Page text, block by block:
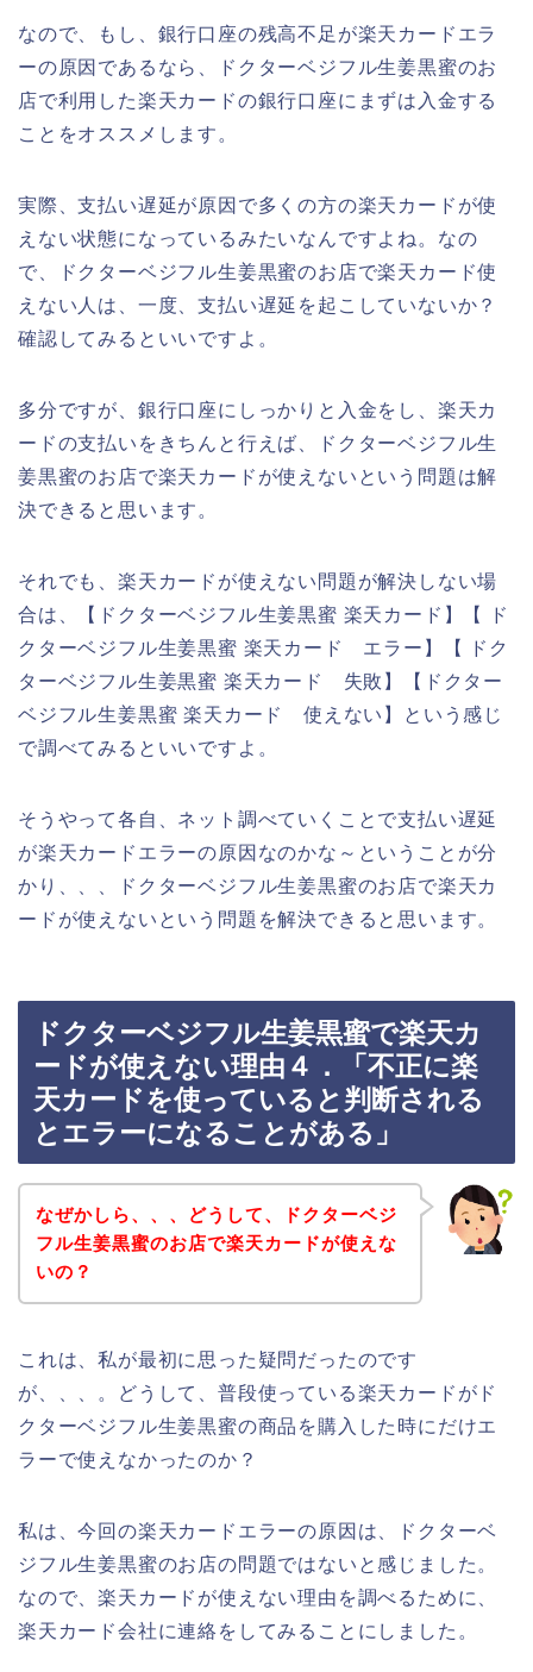
なので、もし、銀行口座の残高不足が楽天カードエラ
ーの原因であるなら、ドクターベジフル生姜黒蜜のお
店で利用した楽天カードの銀行口座にまずは入金する
ことをオススメします。
実際、支払い遅延が原因で多くの方の楽天カードが使
えない状態になっているみたいなんですよね。なの
で、ドクターベジフル生姜黒蜜のお店で楽天カード使
えない人は、一度、支払い遅延を起こしていないか？
確認してみるといいですよ。
多分ですが、銀行口座にしっかりと入金をし、楽天カ
ードの支払いをきちんと行えば、ドクターベジフル生
姜黒蜜のお店で楽天カードが使えないという問題は解
決できると思います。
それでも、楽天カードが使えない問題が解決しない場
合は、【ドクターベジフル生姜黒蜜 楽天カード】【 ド
クターベジフル生姜黒蜜 楽天カード エラー】【 ドク
ターベジフル生姜黒蜜 楽天カード 失敗】【ドクター
ベジフル生姜黒蜜 楽天カード 使えない】という感じ
で調べてみるといいですよ。
そうやって各自、ネット調べていくことで支払い遅延
が楽天カードエラーの原因なのかな～ということが分
かり、、、ドクターベジフル生姜黒蜜のお店で楽天カ
ードが使えないという問題を解決できると思います。
ドクターベジフル生姜黒蜜で楽天カ
ードが使えない理由４．「不正に楽
天カードを使っていると判断される
とエラーになることがある」
なぜかしら、、、どうして、ドクターベジ
フル生姜黒蜜のお店で楽天カードが使えな
いの？
これは、私が最初に思った疑問だったのです
が、、、。どうして、普段使っている楽天カードがド
クターベジフル生姜黒蜜の商品を購入した時にだけエ
ラーで使えなかったのか？
私は、今回の楽天カードエラーの原因は、ドクターベ
ジフル生姜黒蜜のお店の問題ではないと感じました。
なので、楽天カードが使えない理由を調べるために、
楽天カード会社に連絡をしてみることにしました。